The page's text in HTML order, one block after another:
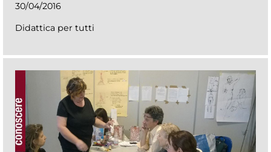
30/04/2016
Didattica per tutti